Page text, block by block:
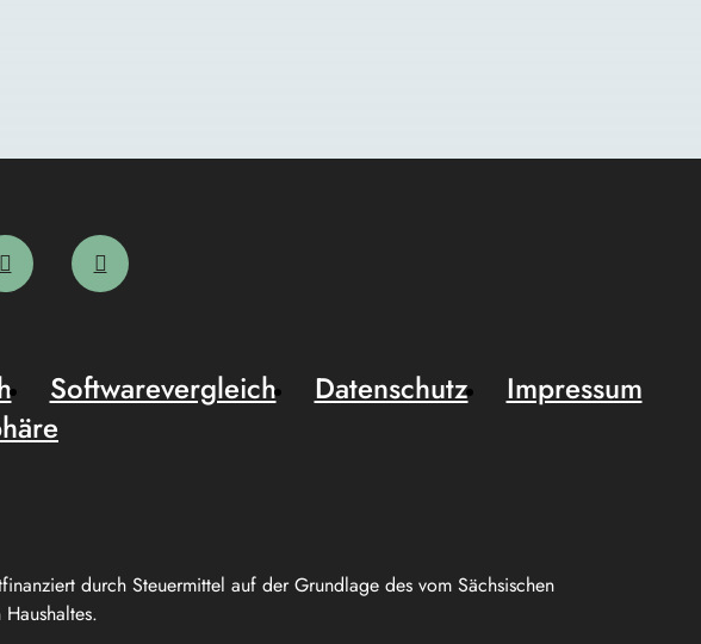
durch Steuermittel auf der Grundlage des vom Sächsischen
Softwarevergleich Datenschutz
Impressum